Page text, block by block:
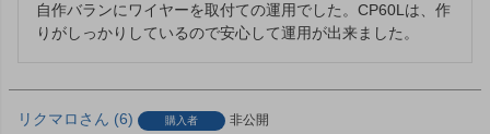
自作バランにワイヤーを取付ての運用でした。CP60Lは、作
りがしっかりしているので安心して運用が出来ました。
リクマロ 6 購入者
非公開